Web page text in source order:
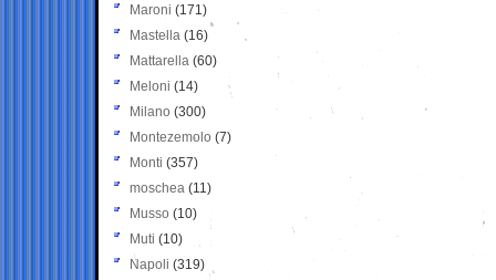
Maroni (171)
Mastella (16)
Mattarella (60)
Meloni (14)
Milano (300)
Montezemolo (7)
Monti (357)
moschea (11)
Musso (10)
Muti (10)
Napoli (319)